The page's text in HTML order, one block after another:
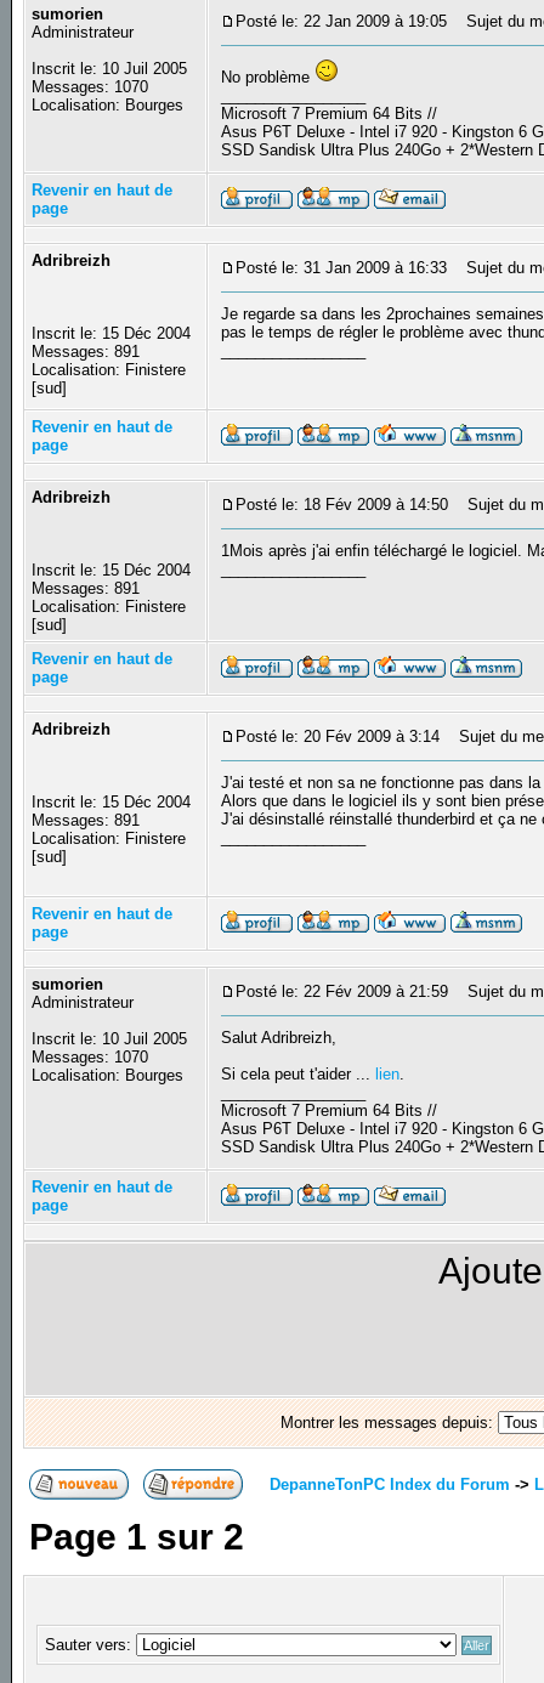
sumorien
Administrateur
Inscrit le: 10 Juil 2005
Messages: 1070
Localisation: Bourges
Posté le: 22 Jan 2009 à 19:05 Sujet du
No problème
Microsoft 7 Premium 64 Bits //
Asus P6T Deluxe - Intel i7 920 - Kingston 6
SSD Sandisk Ultra Plus 240Go + 2*Western
Revenir en haut de
page
Adribreizh
Inscrit le: 15 Déc 2004
Messages: 891
Localisation: Finistere
[sud]
Posté le: 31 Jan 2009 à 16:33 Sujet du
Je regarde sa dans les 2prochaines
pas le temps de régler le problème avec
Revenir en haut de
page
Adribreizh
Inscrit le: 15 Déc 2004
Messages: 891
Localisation: Finistere
[sud]
Posté le: 18 Fév 2009 à 14:50 Sujet du
1Mois après j'ai enfin téléchargé le logiciel.
Revenir en haut de
page
Adribreizh
Inscrit le: 15 Déc 2004
Messages: 891
Localisation: Finistere
[sud]
Posté le: 20 Fév 2009 à 3:14 Sujet du
J'ai testé et non sa ne fonctionne pas dans
Alors que dans le logiciel ils y sont bien
J'ai désinstallé réinstallé thunderbird et ça
Revenir en haut de
page
sumorien
Administrateur
Inscrit le: 10 Juil 2005
Messages: 1070
Localisation: Bourges
Posté le: 22 Fév 2009 à 21:59 Sujet du
Salut Adribreizh,
Si cela peut t'aider ... lien.
Microsoft 7 Premium 64 Bits //
Asus P6T Deluxe - Intel i7 920 - Kingston 6
SSD Sandisk Ultra Plus 240Go + 2*Western
Revenir en haut de
page
Montrer les messages depuis:
DepanneTonPC Index du Forum ->
Page 1 sur 2
Sauter vers: